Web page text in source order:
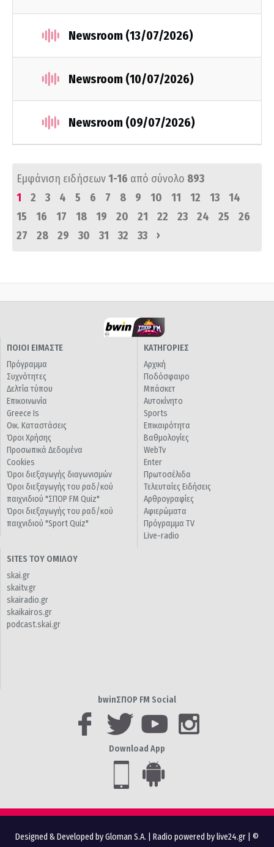
Newsroom (13/07/2026)
Newsroom (10/07/2026)
Newsroom (09/07/2026)
Εμφάνιση ειδήσεων1-16 από σύνολο 893
1
2 3 4 5 6 7 8 9 10 11 12 13
14
15
16 17 18 19 20 21 22 23 24 25
26
27
28 29 30 31 32 33 ›
ΠΟΙΟΙ ΕΙΜΑΣΤΕ
Πρόγραμμα
Συχνότητες
Δελτία τύπου
Επικοινωνία
Greece Is
Οικ. Καταστάσεις
Όροι Χρήσης
Προσωπικά Δεδομένα
Cookies
Όροι διεξαγωγής διαγωνισμών
Όροι διεξαγωγής του ραδ/κού
παιχνιδιού "ΣΠΟΡ FM Quiz"
Όροι διεξαγωγής του ραδ/κού
παιχνιδιού "Sport Quiz"
ΚΑΤΗΓΟΡΙΕΣ
Αρχική
Ποδόσφαιρο
Μπάσκετ
Αυτοκίνητο
Sports
Επικαιρότητα
Βαθμολογίες
WebTv
Enter
Πρωτοσέλιδα
Τελευταίες Ειδήσεις
Αρθρογραφίες
Αφιερώματα
Πρόγραμμα TV
Live-radio
SITES ΤΟΥ ΟΜΙΛΟΥ
skai.gr
skaitv.gr
skairadio.gr
skaikairos.gr
podcast.skai.gr
bwinΣΠΟΡ FM Social
Download App
Designed & Developed by Gloman S.A. Radio powered by live24.gr | ©